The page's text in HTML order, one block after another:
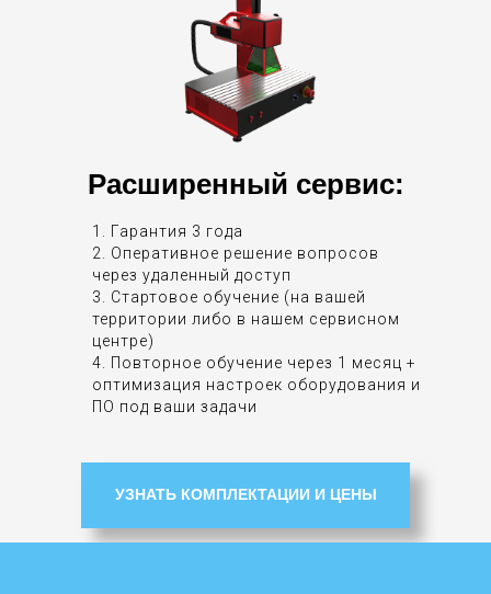
1. Гарантия 3 года
2. Оперативное решение вопросов
через удаленный доступ
3. Стартовое обучение (на вашей
территории либо в нашем сервисном
центре)
4. Повторное обучение через 1 месяц +
оптимизация настроек оборудования и
ПО под ваши задачи
Расширенный сервис:
УЗНАТЬ КОМПЛЕКТАЦИИ И ЦЕНЫ